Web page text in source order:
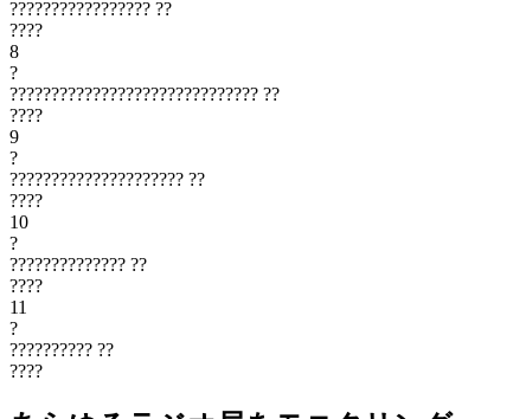
????????????????? ??
????
8
?
?????????????????????????????? ??
????
9
?
????????????????????? ??
????
10
?
?????????????? ??
????
11
?
?????????? ??
????